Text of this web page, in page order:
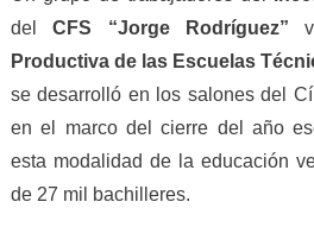
delCFS “Jorge Rodríguez”
Productiva de las Escuelas
se desarrolló en los salones del
en el marco del cierre del año
esta modalidad de la educación
de 27 mil bachilleres.